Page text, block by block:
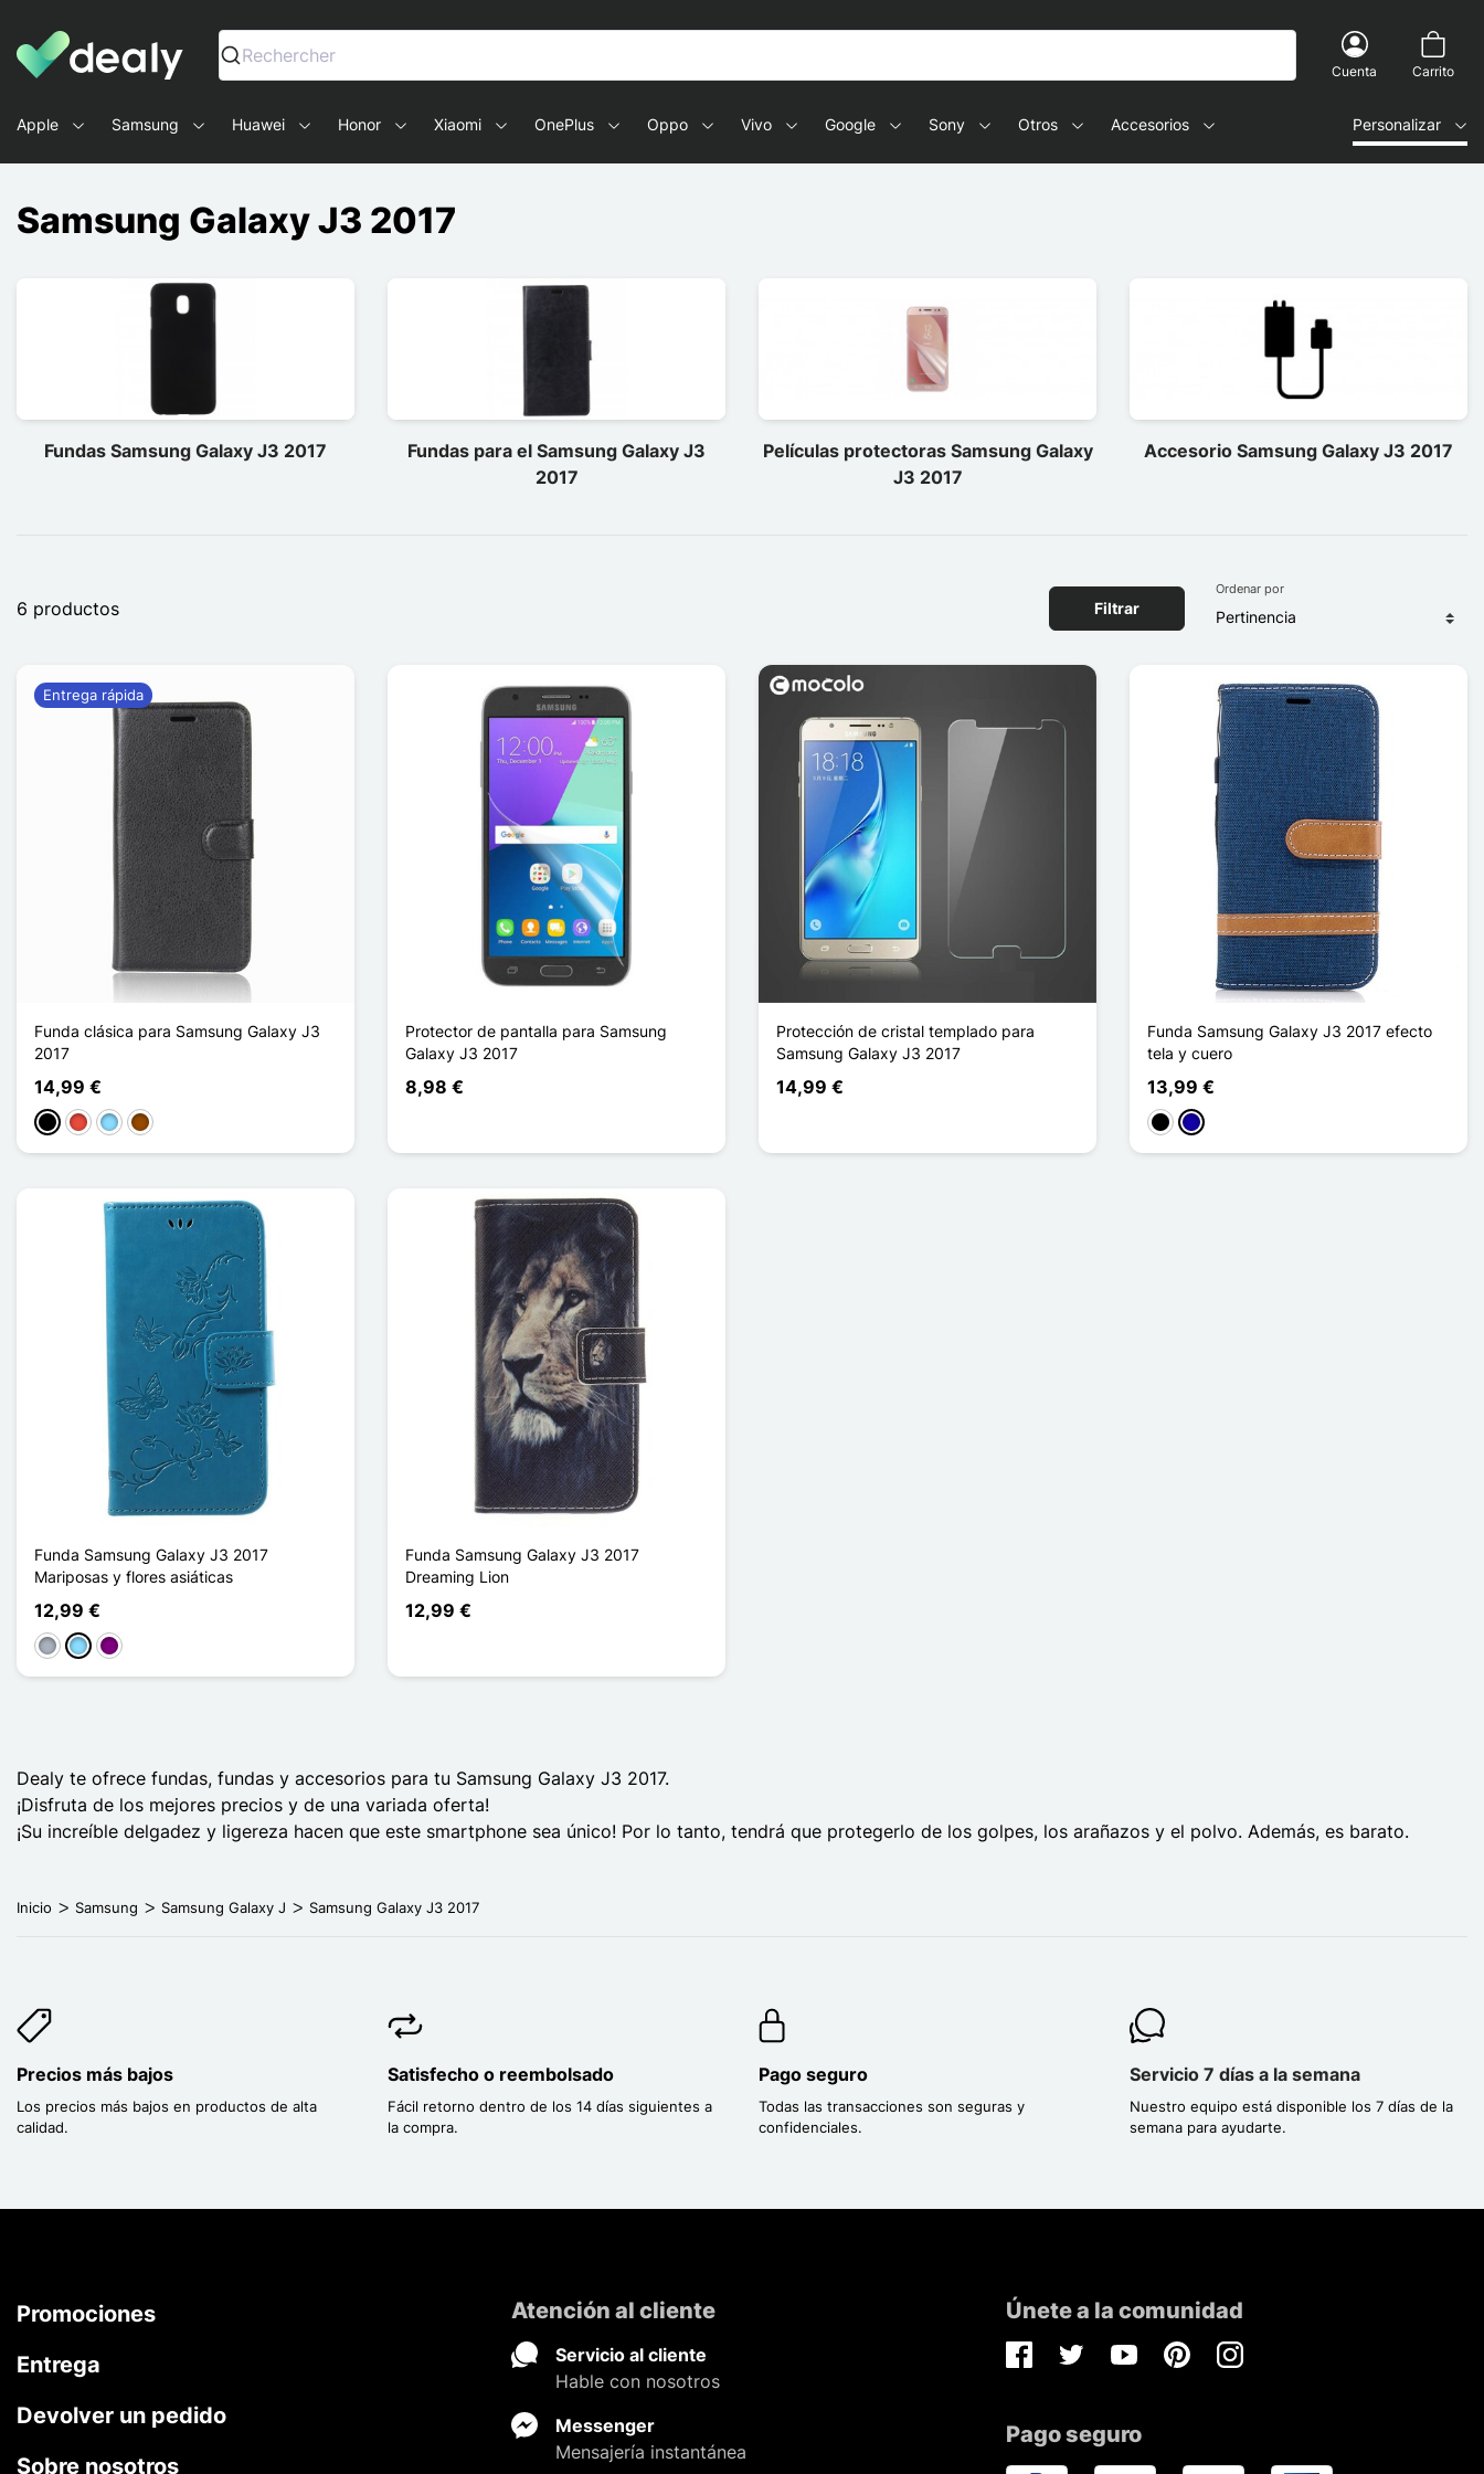
Dealy - Fundas y accesorios para smartphones y tablets
Rechercher
Cuenta Carrito
Apple Samsung Huawei Honor Xiaomi OnePlus Oppo Vivo Google Sony Otros Accesorios Personalizar
Samsung Galaxy J3 2017
Fundas Samsung Galaxy J3 2017
Fundas para el Samsung Galaxy J3
2017
Películas protectoras Samsung Galaxy
J3 2017
Accesorio Samsung Galaxy J3 2017
6 productos Filtrar
Ordenar por
Funda clásica para Samsung Galaxy J3
2017
14,99 €
NegroRojoAzul claro
Marrón
Entrega rápida
Protector de pantalla para Samsung
Galaxy J3 2017
8,98 €
Protección de cristal templado para
Samsung Galaxy J3 2017
14,99 €
Funda Samsung Galaxy J3 2017 efecto
tela y cuero
13,99 €
NegroAzul oscuro
Funda Samsung Galaxy J3 2017
Mariposas y flores asiáticas
12,99 €
Gris Azul claro
Púrpura
Funda Samsung Galaxy J3 2017
Dreaming Lion
12,99 €
Dealy te ofrece fundas, fundas y accesorios para tu Samsung Galaxy J3 2017.
¡Disfruta de los mejores precios y de una variada oferta!
¡Su increíble delgadez y ligereza hacen que este smartphone sea único! Por lo tanto, tendrá que protegerlo de los golpes, los arañazos y el polvo. Además, es barato.
Inicio Samsung Samsung Galaxy J Samsung Galaxy J3 2017
Precios más bajos
Los precios más bajos en productos de alta
calidad.
Satisfecho o reembolsado
Fácil retorno dentro de los 14 días siguientes a
la compra.
Pago seguro
Todas las transacciones son seguras y
confidenciales.
Servicio 7 días a la semana
Nuestro equipo está disponible los 7 días de la
semana para ayudarte.
Promociones
Entrega
Devolver un pedido
Sobre nosotros
Atención al cliente
Servicio al cliente
Hable con nosotros
Messenger
Mensajería instantánea
Únete a la comunidad
FacebookTwitterYoutubePinterestInstagram
Pago seguro